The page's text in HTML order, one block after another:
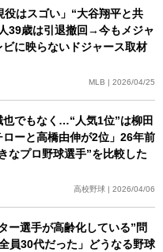
役はスゴい」“大谷翔平と共
39歳は引退撤回→今もメジャ
に映らないドジャース取材
MLB | 2026/04/25
でもなく…“人気1位”は柳田
ーと高橋由伸が2位」26年前
なプロ野球選手”を比較した
高校野球 | 2026/04/06
ー選手が高齢化している”問
員30代だった」どうなる野球